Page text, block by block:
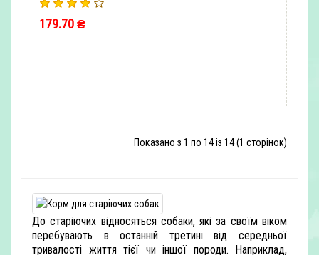
179.70 ₴
Показано з 1 по 14 із 14 (1 сторінок)
До старіючих відносяться собаки, які за своїм віком
перебувають в останній третині від середньої
тривалості життя тієї чи іншої породи. Наприклад,